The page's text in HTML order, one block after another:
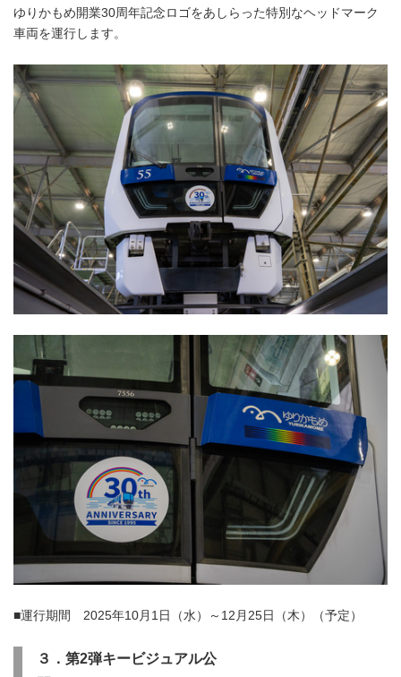
ゆりかもめ開業30周年記念ロゴをあしらった特別なヘッドマーク
車両を運行します。
■運行期間 2025年10月1日（水）～12月25日（木）（予定）
３．第2弾キービジュアル公